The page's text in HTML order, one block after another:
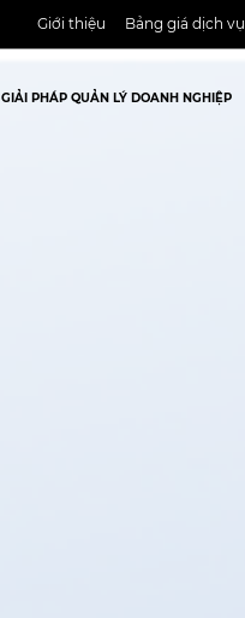
Giới thiệu Bảng giá dịch vụ
GIẢI PHÁP QUẢN LÝ DOANH NGHIỆP